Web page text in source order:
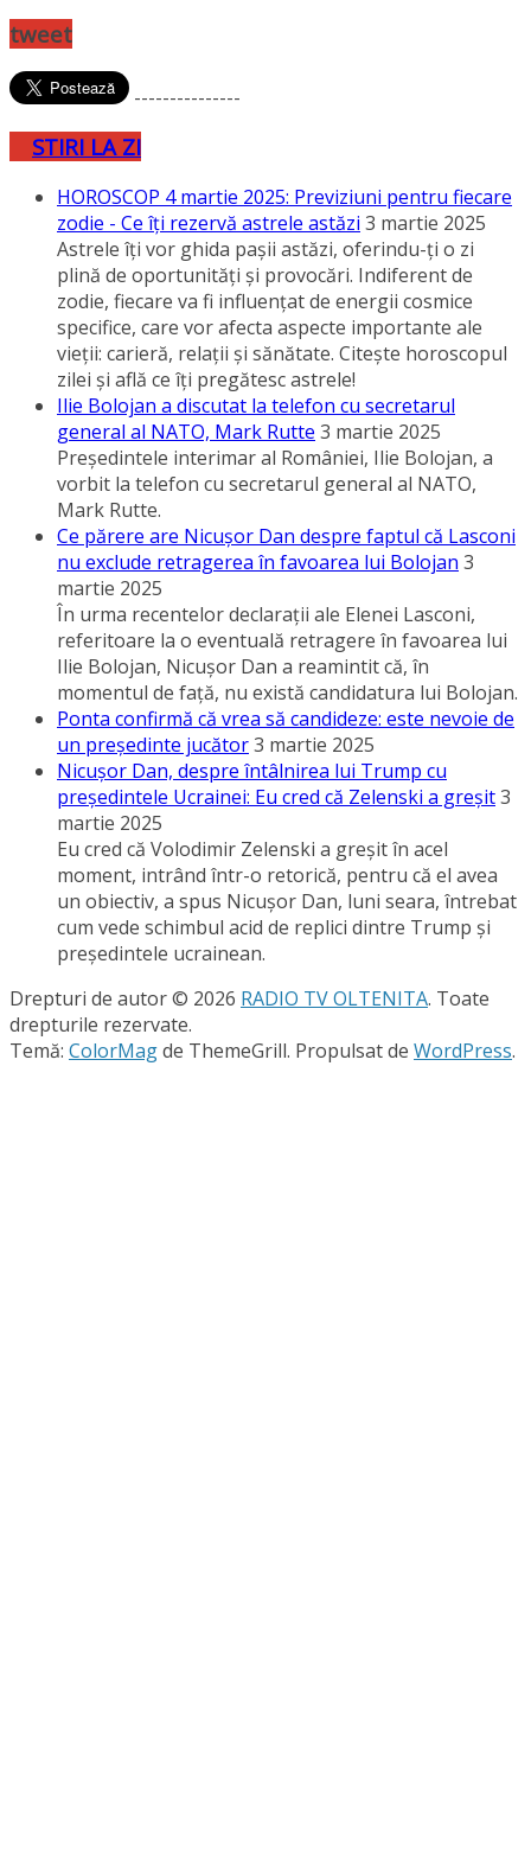
tweet
---------------
STIRI LA ZI
HOROSCOP 4 martie 2025: Previziuni pentru fiecare
zodie - Ce îţi rezervă astrele astăzi 3 martie 2025
Astrele îţi vor ghida paşii astăzi, oferindu-ţi o zi
plină de oportunităţi şi provocări. Indiferent de
zodie, fiecare va fi influenţat de energii cosmice
specifice, care vor afecta aspecte importante ale
vieţii: carieră, relaţii şi sănătate. Citeşte horoscopul
zilei şi află ce îţi pregătesc astrele!
Ilie Bolojan a discutat la telefon cu secretarul
general al NATO, Mark Rutte 3 martie 2025
Preşedintele interimar al României, Ilie Bolojan, a
vorbit la telefon cu secretarul general al NATO,
Mark Rutte.
Ce părere are Nicuşor Dan despre faptul că Lasconi
nu exclude retragerea în favoarea lui Bolojan 3
martie 2025
În urma recentelor declaraţii ale Elenei Lasconi,
referitoare la o eventuală retragere în favoarea lui
Ilie Bolojan, Nicuşor Dan a reamintit că, în
momentul de faţă, nu există candidatura lui Bolojan.
Ponta confirmă că vrea să candideze: este nevoie de
un preşedinte jucător3 martie 2025
Nicuşor Dan, despre întâlnirea lui Trump cu
preşedintele Ucrainei: Eu cred că Zelenski a greşit3
martie 2025
Eu cred că Volodimir Zelenski a greşit în acel
moment, intrând într-o retorică, pentru că el avea
un obiectiv, a spus Nicuşor Dan, luni seara, întrebat
cum vede schimbul acid de replici dintre Trump şi
preşedintele ucrainean.
Drepturi de autor © 2026 RADIO TV OLTENITA. Toate
drepturile rezervate.
Temă: ColorMagde ThemeGrill. Propulsat de WordPress.